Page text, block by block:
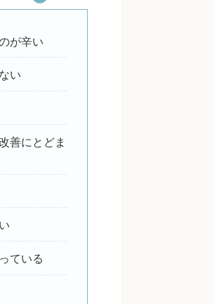
が辛い
い
善にとどま
ている